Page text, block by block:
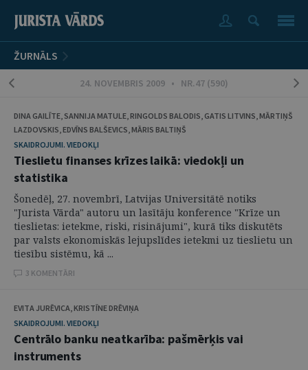
ŽURNĀLS
24. NOVEMBRIS 2009 • NR.47 (590)
DINA GAILĪTE, SANNIJA MATULE, RINGOLDS BALODIS, GATIS LITVINS, MĀRTIŅŠ
LAZDOVSKIS, EDVĪNS BALŠEVICS, MĀRIS BALTIŅŠ
SKAIDROJUMI. VIEDOKĻI
Tieslietu finanses krīzes laikā: viedokļi un
statistika
Šonedēļ, 27. novembrī, Latvijas Universitātē notiks
"Jurista Vārda" autoru un lasītāju konference "Krīze un
tieslietas: ietekme, riski, risinājumi", kurā tiks diskutēts
par valsts ekonomiskās lejupslīdes ietekmi uz tieslietu un
tiesību sistēmu, kā ...
3 KOMENTĀRI
EVITA JURĒVICA, KRISTĪNE DRĒVIŅA
SKAIDROJUMI. VIEDOKĻI
Centrālo banku neatkarība: pašmērķis vai
instruments